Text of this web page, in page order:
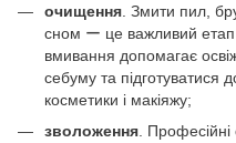
очищення . Змити пил,
сном ー це важливий етап
вмивання допомагає
себуму та підготуватися
косметики і макіяжу;
зволоження. Професійні